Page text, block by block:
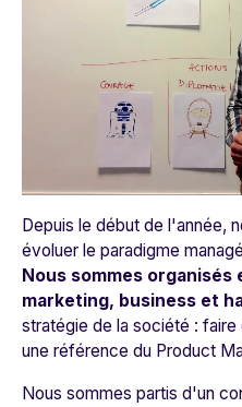
Depuis le début de l'année,
évoluer le paradigme
Nous sommes
marketing, business et
stratégie de la société : faire
une référence du Product
Nous sommes partis d'un